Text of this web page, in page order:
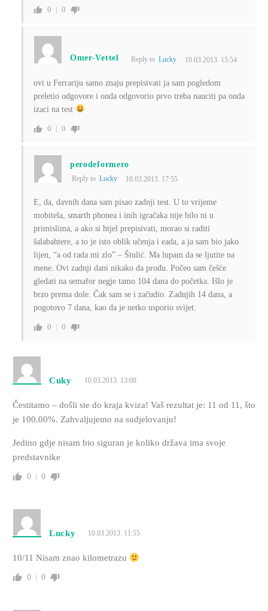
0 0
Omer-Vettel Reply to Lucky 10.03.2013. 15:54
ovi u Ferrariju samo znaju prepisivati ja sam pogledom
preletio odgovore i onda odgovorio prvo treba nauciti pa onda
izaci na test
0 0
perodeformero
Reply to Lucky 10.03.2013. 17:55
E, da, davnih dana sam pisao zadnji test. U to vrijeme
mobitela, smarth phonea i inih igračaka nije bilo ni u
primislima, a ako si htjel prepisivati, morao si raditi
šalabahtere, a to je isto oblik učenja i eada, a ja sam bio jako
lijen, “a od rada mi zlo” – Štulić. Ma lupam da se ljutite na
mene. Ovi zadnji dani nikako da prođu. Počeo sam češće
gledati na semafor negje tamo 104 dana do početka. Išlo je
brzo prema dole. Čak sam se i začudio. Zadnjih 14 dana, a
pogotovo 7 dana, kao da je netko usporio svijet.
0 0
Cuky 10.03.2013. 13:08
Čestitamo – došli ste do kraja kviza! Vaš rezultat je: 11 od 11, što
je 100.00%. Zahvaljujemo na sudjelovanju!
Jedino gdje nisam bio siguran je koliko država ima svoje
predstavnike
0 0
Lucky 10.03.2013. 11:55
10/11 Nisam znao kilometrazu
0 0